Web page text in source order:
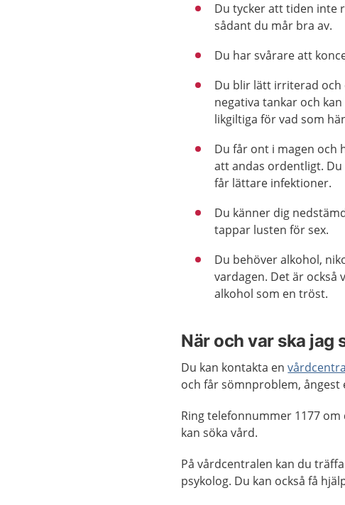
Du tycker att tiden inte
sådant du mår bra av.
Du har svårare att
Du blir lätt irriterad och
negativa tankar och
likgiltiga för vad som
Du får ont i magen och
att andas ordentligt.
får lättare infektioner.
Du känner dig
tappar lusten för sex.
Du behöver alkohol,
vardagen. Det är
alkohol som en tröst.
När och var ska jag
Du kan kontakta en
och får sömnproblem,
Ring telefonnummer 1177
kan söka vård.
På vårdcentralen kan du
psykolog. Du kan också få